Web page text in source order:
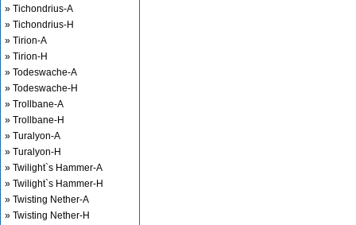
» Tichondrius-A
» Tichondrius-H
» Tirion-A
» Tirion-H
» Todeswache-A
» Todeswache-H
» Trollbane-A
» Trollbane-H
» Turalyon-A
» Turalyon-H
» Twilight`s Hammer-A
» Twilight`s Hammer-H
» Twisting Nether-A
» Twisting Nether-H